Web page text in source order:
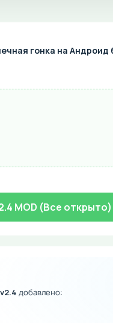
гонка на Андроид
MOD (Все открыто)
добавлено: